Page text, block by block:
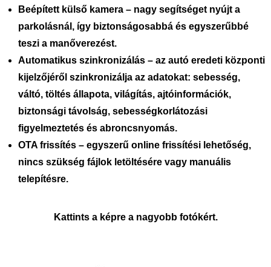
Beépített külső kamera – nagy segítséget nyújt a
parkolásnál, így biztonságosabbá és egyszerűbbé
teszi a manőverezést.
Automatikus szinkronizálás – az autó eredeti központi
kijelzőjéről szinkronizálja az adatokat: sebesség,
váltó, töltés állapota, világítás, ajtóinformációk,
biztonsági távolság, sebességkorlátozási
figyelmeztetés és abroncsnyomás.
OTA frissítés – egyszerű online frissítési lehetőség,
nincs szükség fájlok letöltésére vagy manuális
telepítésre.
Kattints a képre a nagyobb fotókért.